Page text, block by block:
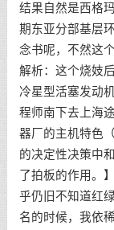
结果自然是西格
期东亚分部基层
念书呢，不然这
解析：这个烧妓
冷星型活塞发动
程师南下去上海
器厂的主机特色
的决定性决策中
了拍板的作用。
乎仍旧不知道红
名的时候，我依